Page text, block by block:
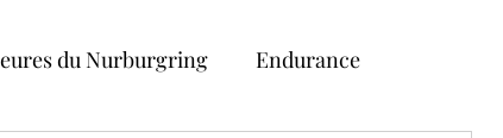
du Nurburgring Endurance